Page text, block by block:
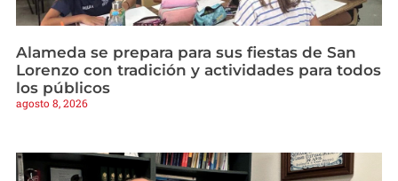
Alameda se prepara para sus fiestas de San
Lorenzo con tradición y actividades para todos
los públicos
agosto 8, 2026